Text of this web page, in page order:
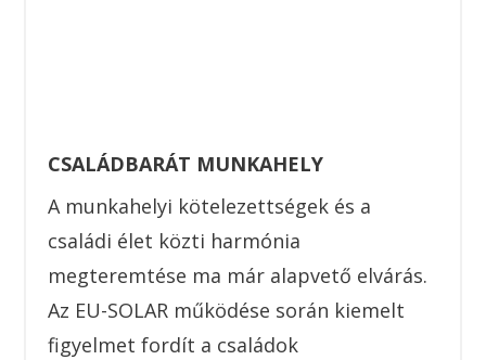
CSALÁDBARÁT MUNKAHELY
A munkahelyi kötelezettségek és a
családi élet közti harmónia
megteremtése ma már alapvető elvárás.
Az EU-SOLAR működése során kiemelt
figyelmet fordít a családok